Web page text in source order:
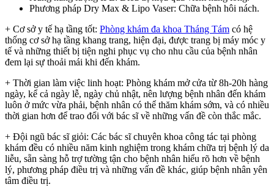
Phương pháp Dry Max & Lipo Vaser: Chữa bệnh hôi nách.
+ Cơ sở y tế hạ tầng tốt: Phòng khám đa khoa Tháng Tám có hệ
thống cơ sở hạ tầng khang trang, hiện đại, được trang bị máy móc y
tế và những thiết bị tiện nghi phục vụ cho nhu cầu của bệnh nhân
đem lại sự thoải mái khi đến khám.
+ Thời gian làm việc linh hoạt: Phòng khám mở cửa từ 8h-20h hàng
ngày, kể cả ngày lễ, ngày chủ nhật, nên lượng bệnh nhân đến khám
luôn ở mức vừa phải, bệnh nhân có thể thăm khám sớm, và có nhiều
thời gian hơn để trao đổi với bác sĩ về những vấn đề còn thắc mắc.
+ Đội ngũ bác sĩ giỏi: Các bác sĩ chuyên khoa công tác tại phòng
khám đều có nhiều năm kinh nghiệm trong khám chữa trị bệnh lý da
liễu, sẵn sàng hỗ trợ tường tận cho bệnh nhân hiểu rõ hơn về bệnh
lý, phương pháp điều trị và những vấn đề khác, giúp bệnh nhân yên
tâm điều trị.